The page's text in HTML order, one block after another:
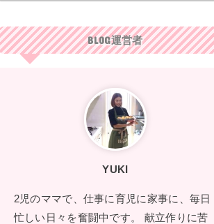
BLOG運営者
YUKI
2児のママで、仕事に育児に家事に、毎日
忙しい日々を奮闘中です。 献立作りに苦